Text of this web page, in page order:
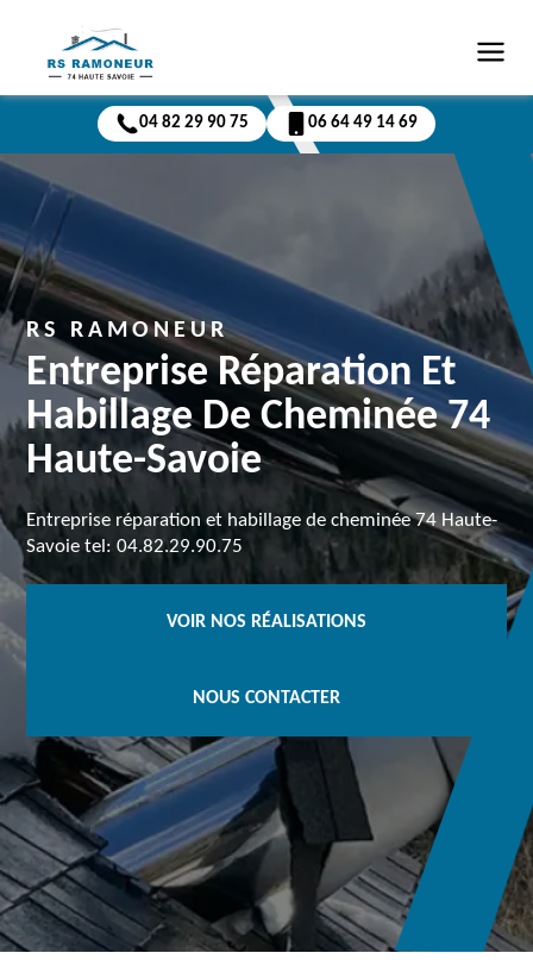
04 82 29 90 75 06 64 49 14 69
RS RAMONEUR
Entreprise Réparation Et
Habillage De Cheminée 74
Haute-Savoie
Entreprise réparation et habillage de cheminée 74 Haute-
Savoie tel: 04.82.29.90.75
VOIR NOS RÉALISATIONS
NOUS CONTACTER